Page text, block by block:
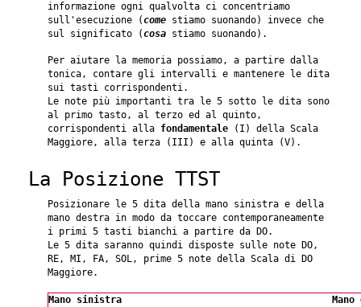
informazione ogni qualvolta ci concentriamo
sull'esecuzione ( come stiamo suonando) invece che
sul significato ( cosa stiamo suonando).
Per aiutare la memoria possiamo, a partire dalla
tonica, contare gli intervalli e mantenere le dita
sui tasti corrispondenti.
Le note più importanti tra le 5 sotto le dita sono
al primo tasto, al terzo ed al quinto,
corrispondenti alla fondamentale (I) della Scala
Maggiore, alla terza (III) e alla quinta (V).
La Posizione TTST
Posizionare le 5 dita della mano sinistra e della
mano destra in modo da toccare contemporaneamente
i primi 5 tasti bianchi a partire da DO.
Le 5 dita saranno quindi disposte sulle note DO,
RE, MI, FA, SOL, prime 5 note della Scala di DO
Maggiore.
Mano sinistra